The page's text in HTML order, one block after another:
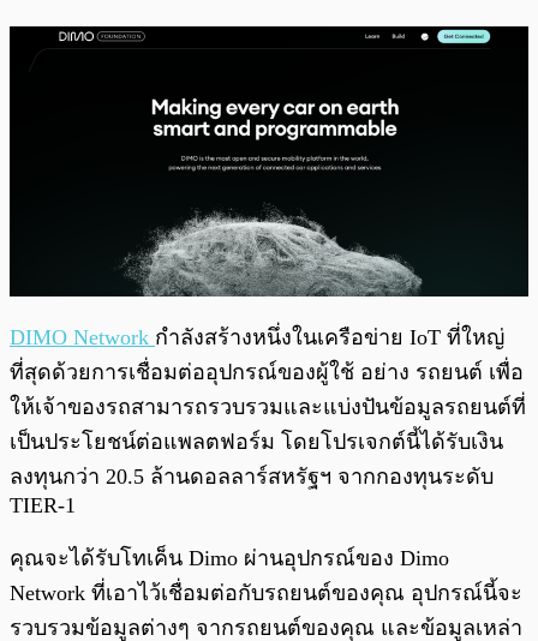
DIMO Network กำลังสร้างหนึ่งในเครือข่าย IoT ที่ใหญ่
ที่สุดด้วยการเชื่อมต่ออุปกรณ์ของผู้ใช้ อย่าง รถยนต์ เพื่อ
ให้เจ้าของรถสามารถรวบรวมและแบ่งปันข้อมูลรถยนต์ที่
เป็นประโยชน์ต่อแพลตฟอร์ม โดยโปรเจกต์นี้ได้รับเงิน
ลงทุนกว่า 20.5 ล้านดอลลาร์สหรัฐฯ จากกองทุนระดับ
TIER-1
คุณจะได้รับโทเค็น Dimo ผ่านอุปกรณ์ของ Dimo
Network ที่เอาไว้เชื่อมต่อกับรถยนต์ของคุณ อุปกรณ์นี้จะ
รวบรวมข้อมูลต่างๆ จากรถยนต์ของคุณ และข้อมูลเหล่า